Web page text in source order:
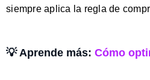
siempre aplica la regla de
💡 Aprende más: Cómo